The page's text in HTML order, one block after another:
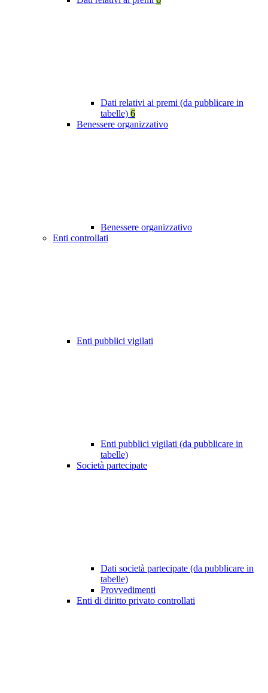
Dati relativi ai premi (da pubblicare in
tabelle) 6
Benessere organizzativo
Benessere organizzativo
Enti controllati
Enti pubblici vigilati
Enti pubblici vigilati (da pubblicare in
tabelle)
Società partecipate
Dati società partecipate (da pubblicare in
tabelle)
Provvedimenti
Enti di diritto privato controllati